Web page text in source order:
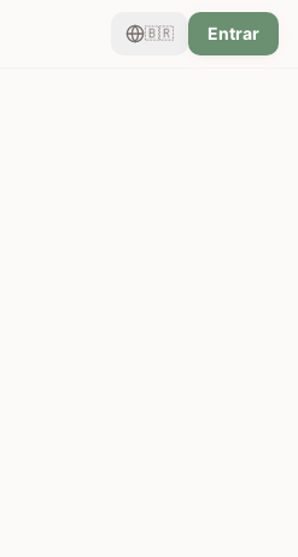
🇧🇷 Entrar